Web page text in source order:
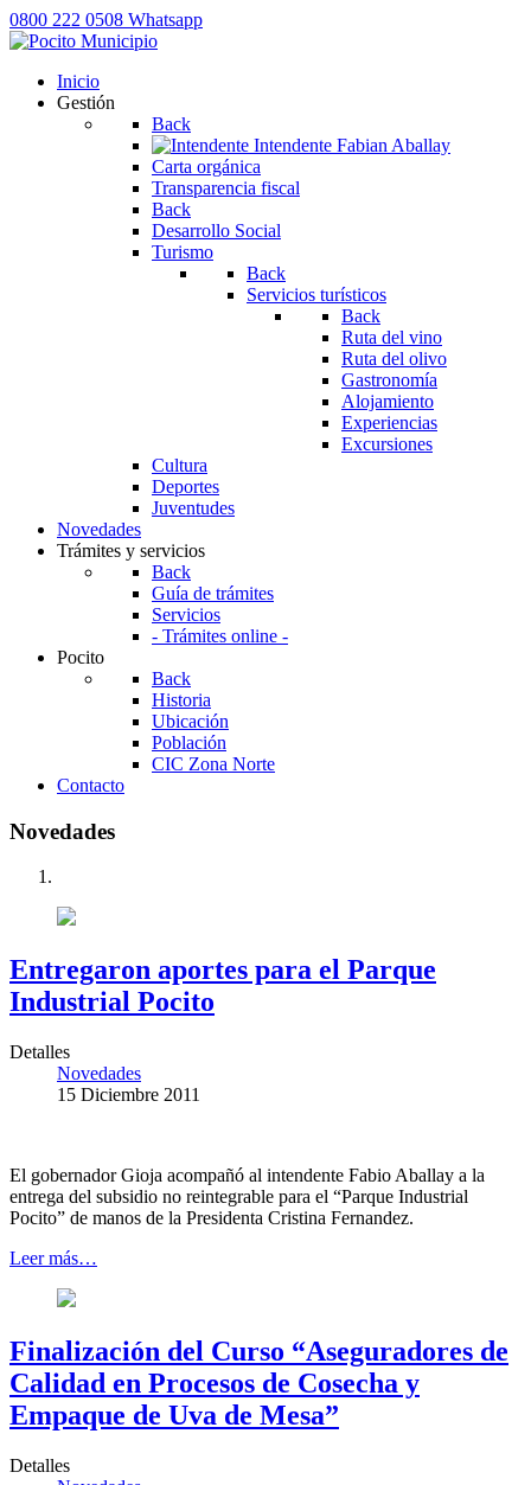
0800 222 0508 Whatsapp
Inicio
Gestión
Back
Intendente Fabian Aballay
Carta orgánica
Transparencia fiscal
Back
Desarrollo Social
Turismo
Back
Servicios turísticos
Back
Ruta del vino
Ruta del olivo
Gastronomía
Alojamiento
Experiencias
Excursiones
Cultura
Deportes
Juventudes
Novedades
Trámites y servicios
Back
Guía de trámites
Servicios
- Trámites online -
Pocito
Back
Historia
Ubicación
Población
CIC Zona Norte
Contacto
Novedades
Entregaron aportes para el Parque
Industrial Pocito
Detalles
Novedades
15 Diciembre 2011
El gobernador Gioja acompañó al intendente Fabio Aballay a la
entrega del subsidio no reintegrable para el “Parque Industrial
Pocito” de manos de la Presidenta Cristina Fernandez.
Leer más…
Finalización del Curso “Aseguradores de
Calidad en Procesos de Cosecha y
Empaque de Uva de Mesa”
Detalles